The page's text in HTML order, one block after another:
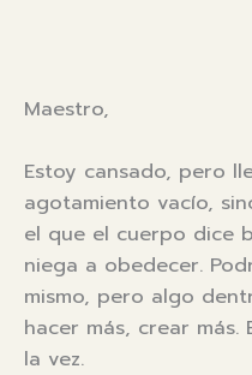
Maestro,
Estoy cansado, pero
agotamiento vacío,
el que el cuerpo dice
niega a obedecer.
mismo, pero algo
hacer más, crear más.
la vez.